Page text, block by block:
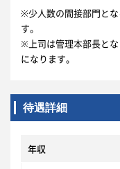
※少人数の間接部門と
す。
※上司は管理本部長と
になります。
待遇詳細
年収